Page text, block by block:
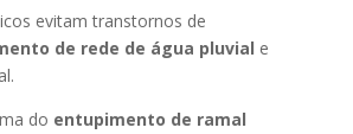
evitam transtornos de
de rede de água pluvial e
do entupimento de ramal